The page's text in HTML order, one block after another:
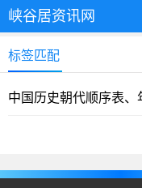
峡谷居资讯网
标签匹配
中国历史朝代顺序表、